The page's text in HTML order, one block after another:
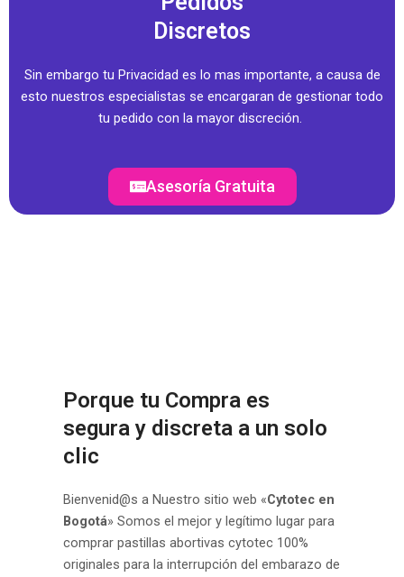
Discretos
Sin embargo tu Privacidad es lo mas importante, a causa de
esto nuestros especialistas se encargaran de gestionar todo
tu pedido con la mayor discreción.
Asesoría Gratuita
Porque tu Compra es
segura y discreta a un solo
clic
Bienvenid@s a Nuestro sitio web «Cytotec en
Bogotá» Somos el mejor y legítimo lugar para
comprar pastillas abortivas cytotec 100%
originales para la interrupción del embarazo de